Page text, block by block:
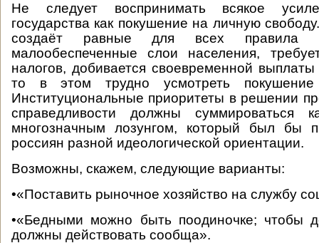
Не следует воспринимать всякое
государства как покушение на личную
создаёт равные для всех правила
малообеспеченные слои населения,
налогов, добивается своевременной
то в этом трудно усмотреть
Институциональные приоритеты в решении
справедливости должны суммироваться
многозначным лозунгом, который был бы
россиян разной идеологической ориентации.
Возможны, скажем, следующие варианты:
•«Поставить рыночное хозяйство на службу
•«Бедными можно быть поодиночке; чтобы
должны действовать сообща».